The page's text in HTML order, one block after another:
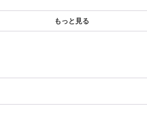
もっと見る